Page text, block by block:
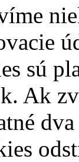
sú
Ak